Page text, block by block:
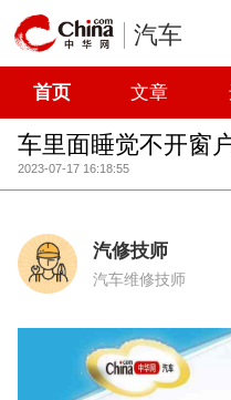
汽车
首页 文章
车里面睡觉不开窗
2023-07-17 16:18:55
汽修技师
汽车维修技师